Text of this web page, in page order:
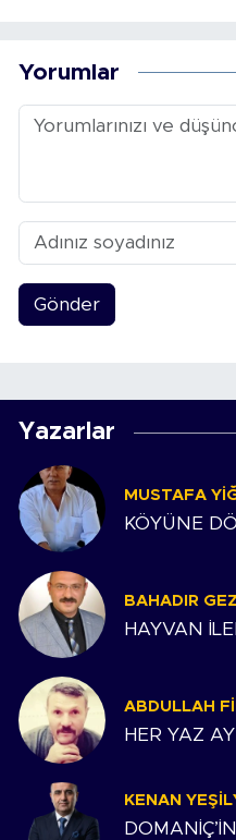
Yorumlar
Gönder
Yazarlar
MUSTAFA
KÖYÜNE
BAHADIR
HAYVAN
ABDULLAH
HER YAZ
KENAN